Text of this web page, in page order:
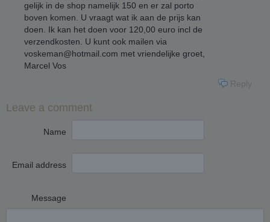
gelijk in de shop namelijk 150 en er zal porto
boven komen. U vraagt wat ik aan de prijs kan
doen. Ik kan het doen voor 120,00 euro incl de
verzendkosten. U kunt ook mailen via
voskeman@hotmail.com met vriendelijke groet,
Marcel Vos
Reply
Leave a comment
Name
Email address
Message